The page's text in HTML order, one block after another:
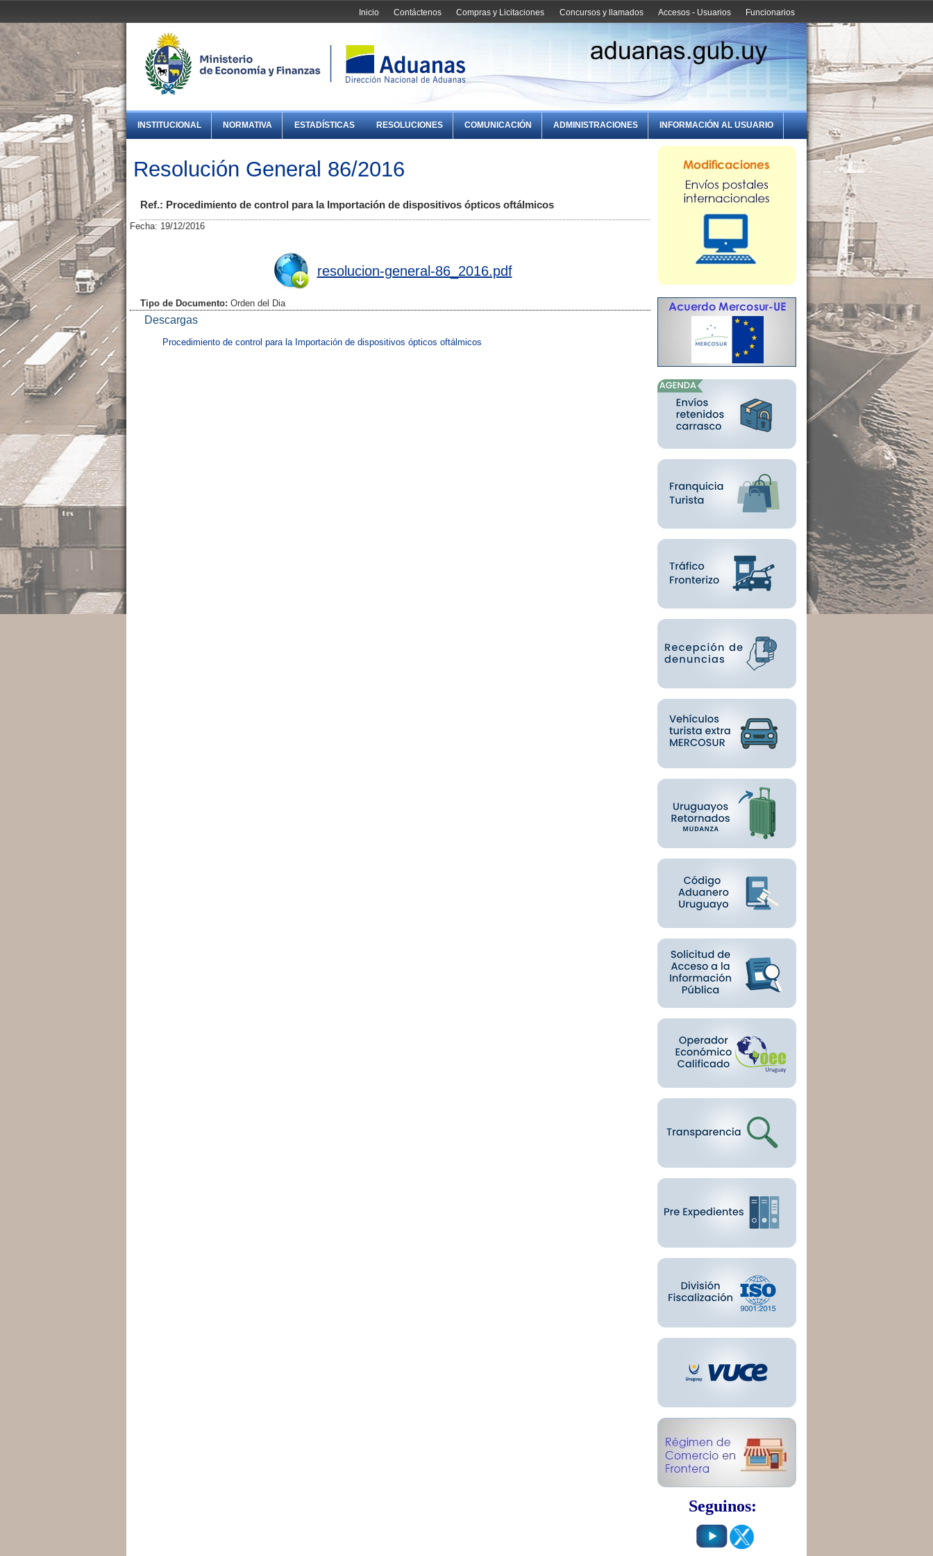
Funcionarios
Accesos - Usuarios
Concursos y llamados
Compras y Licitaciones
Contáctenos
Inicio
INSTITUCIONAL NORMATIVA ESTADÍSTICAS RESOLUCIONES COMUNICACIÓN ADMINISTRACIONES INFORMACIÓN AL USUARIO
Resolución General 86/2016
Ref.: Procedimiento de control para la Importación de dispositivos ópticos oftálmicos
Fecha: 19/12/2016
resolucion-general-86_2016.pdf
Tipo de Documento: Orden del Dia
Descargas
Procedimiento de control para la Importación de dispositivos ópticos oftálmicos
Seguinos: